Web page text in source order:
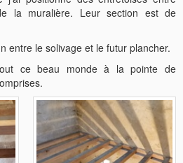
la muralière. Leur section est de
entre le solivage et le futur plancher.
ce beau monde à la pointe de